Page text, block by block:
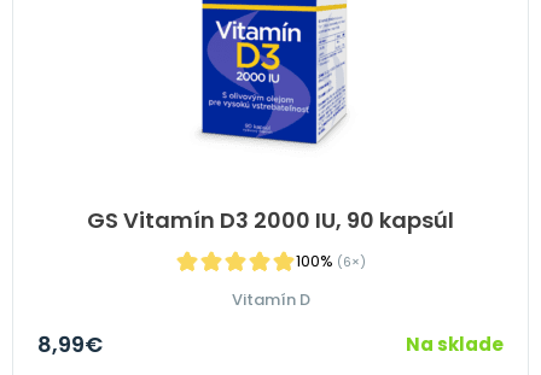
GS Vitamín D3 2000 IU, 90 kapsúl
100% (6×)
Vitamín D
8,99€ Na sklade